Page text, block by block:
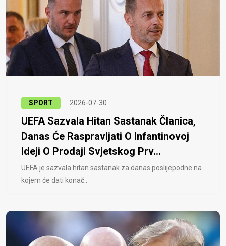
SPORT 2026-07-30
UEFA Sazvala Hitan Sastanak Članica,
Danas Će Raspravljati O Infantinovoj
Ideji O Prodaji Svjetskog Prv...
UEFA je sazvala hitan sastanak za danas poslijepodne na
kojem će dati konač..